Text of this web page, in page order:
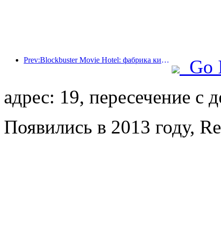
Prev:Blockbuster Movie Hotel: фабрика киномечт в движении
Go
адрес: 19, пересечение с
Появились в 2013 году,